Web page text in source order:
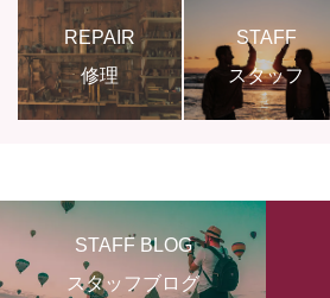
REPAIR
修理
STAFF
スタッフ
STAFF BLOG
スタッフブログ